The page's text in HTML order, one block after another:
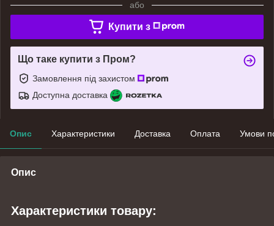
або
Купити з
Що таке купити з Пром?
Замовлення під захистом
Доступна доставка
Опис Характеристики Доставка Оплата Умови
Опис
Характеристики товару: